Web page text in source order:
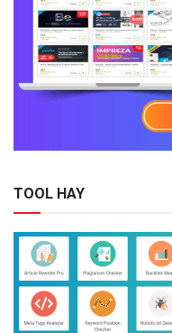
TOOL HAY